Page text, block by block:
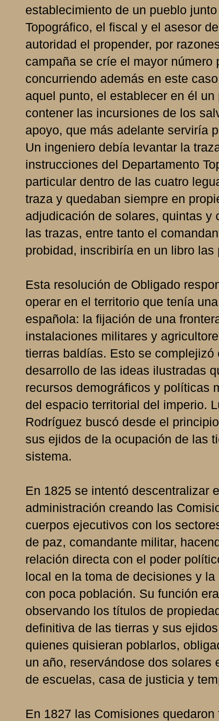
establecimiento de un pueblo
Topográfico, el fiscal y el asesor
autoridad el propender, por
campaña se críe el mayor
concurriendo además en este
aquel punto, el establecer en él
contener las incursiones de los
apoyo, que más adelante serviría
Un ingeniero debía levantar la
instrucciones del Departamento
particular dentro de las cuatro
traza y quedaban siempre en
adjudicación de solares, quintas
las trazas, entre tanto el
probidad, inscribiría en un libro las
Esta resolución de Obligado
operar en el territorio que tenía
española: la fijación de una
instalaciones militares y
tierras baldías. Esto se
desarrollo de las ideas ilustradas
recursos demográficos y políticas
del espacio territorial del imperio.
Rodríguez buscó desde el
sus ejidos de la ocupación de las
sistema.
En 1825 se intentó descentralizar
administración creando las
cuerpos ejecutivos con los
de paz, comandante militar,
relación directa con el poder
local en la toma de decisiones y
con poca población. Su función
observando los títulos de
definitiva de las tierras y sus
quienes quisieran poblarlos,
un año, reservándose dos
de escuelas, casa de justicia y
En 1827 las Comisiones